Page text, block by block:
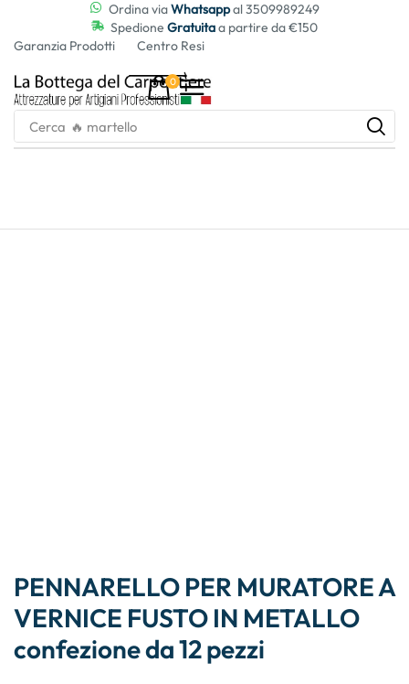
Ordina viaWhatsappal 3509989249
Spedione Gratuitaa partire da €150
Garanzia Prodotti
Centro Resi
0
Cerca 🔥 martello
PENNARELLO PER MURATORE A
VERNICE FUSTO IN METALLO
confezione da 12 pezzi